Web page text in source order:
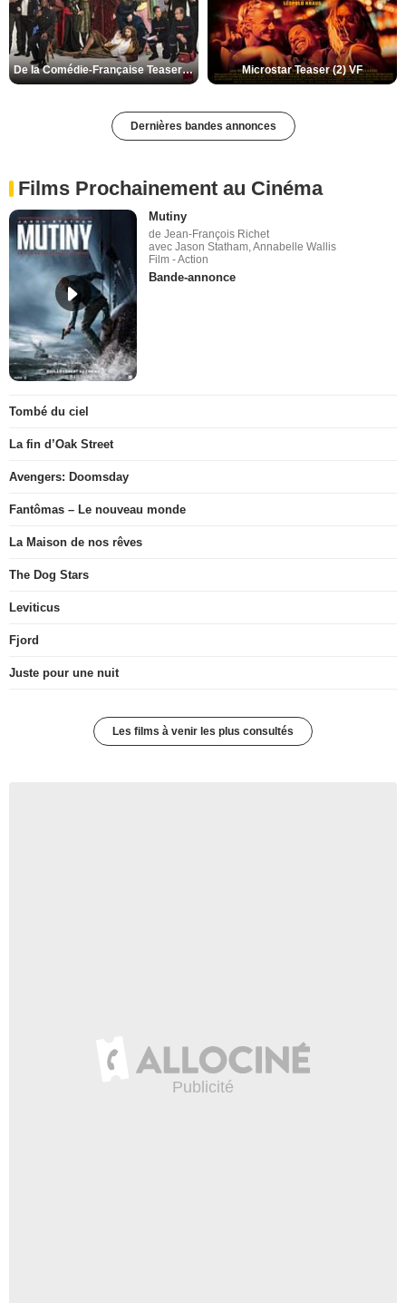
De la Comédie-Française Teaser (3) VF Microstar Teaser (2) VF
Dernières bandes annonces
Films Prochainement au Cinéma
Mutiny
de Jean-François Richet
avec Jason Statham, Annabelle Wallis
Film - Action
Bande-annonce
Tombé du ciel
La fin d’Oak Street
Avengers: Doomsday
Fantômas – Le nouveau monde
La Maison de nos rêves
The Dog Stars
Leviticus
Fjord
Juste pour une nuit
Les films à venir les plus consultés